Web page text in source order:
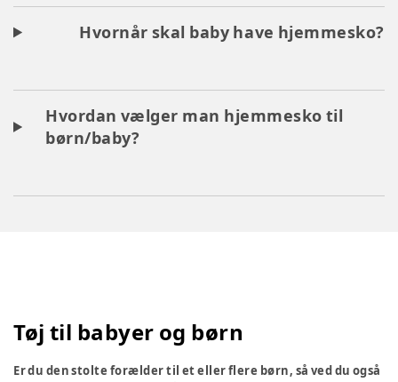
Hvornår skal baby have hjemmesko?
Hvordan vælger man hjemmesko til
børn/baby?
Tøj til babyer og børn
Er du den stolte forælder til et eller flere børn, så ved du også